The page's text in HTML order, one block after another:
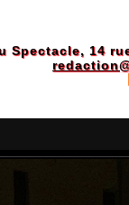
Spectacle, 14